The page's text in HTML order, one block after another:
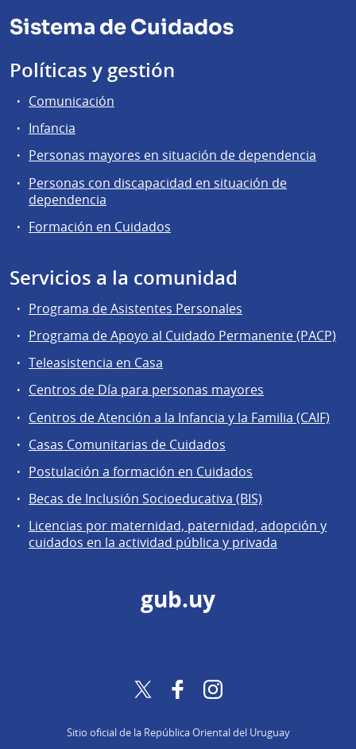
Sistema de Cuidados
Políticas y gestión
Comunicación
Infancia
Personas mayores en situación de dependencia
Personas con discapacidad en situación de
dependencia
Formación en Cuidados
Servicios a la comunidad
Programa de Asistentes Personales
Programa de Apoyo al Cuidado Permanente (PACP)
Teleasistencia en Casa
Centros de Día para personas mayores
Centros de Atención a la Infancia y la Familia (CAIF)
Casas Comunitarias de Cuidados
Postulación a formación en Cuidados
Becas de Inclusión Socioeducativa (BIS)
Licencias por maternidad, paternidad, adopción y
cuidados en la actividad pública y privada
gub.uy
Twitter FacebookInstagram
Sitio oficial de la República Oriental del Uruguay